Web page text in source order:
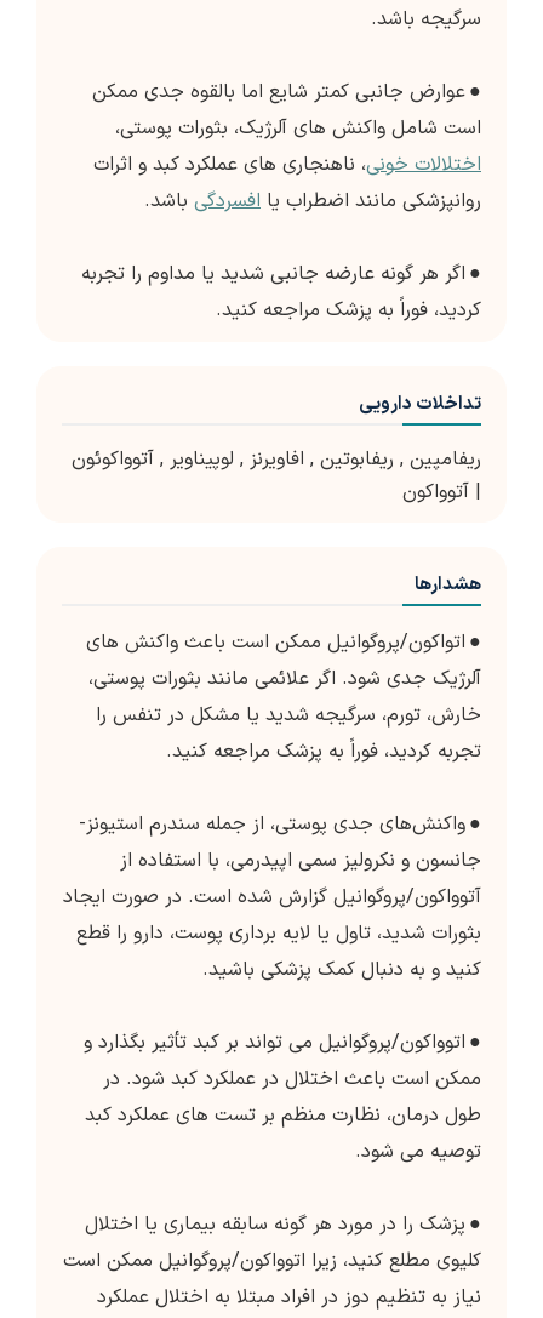
سرگیجه باشد.
●عوارض جانبی کمتر شایع اما بالقوه جدی ممکن
است شامل واکنش های آلرژیک، بثورات پوستی،
اختلالات خونی، ناهنجاری های عملکرد کبد و اثرات
روانپزشکی مانند اضطراب یا افسردگی باشد.
● اگر هر گونه عارضه جانبی شدید یا مداوم را تجربه
کردید، فوراً به پزشک مراجعه کنید.
تداخلات دارویی
ریفامپین , ریفابوتین , افاویرنز , لوپیناویر , آتوواکوئون
| آتوواکون
هشدارها
● اتواکون/پروگوانیل ممکن است باعث واکنش های
آلرژیک جدی شود. اگر علائمی مانند بثورات پوستی،
خارش، تورم، سرگیجه شدید یا مشکل در تنفس را
تجربه کردید، فوراً به پزشک مراجعه کنید.
●واکنش‌های جدی پوستی، از جمله سندرم استیونز-
جانسون و نکرولیز سمی اپیدرمی، با استفاده از
آتوواکون/پروگوانیل گزارش شده است. در صورت ایجاد
بثورات شدید، تاول یا لایه برداری پوست، دارو را قطع
کنید و به دنبال کمک پزشکی باشید.
● اتوواکون/پروگوانیل می تواند بر کبد تأثیر بگذارد و
ممکن است باعث اختلال در عملکرد کبد شود. در
طول درمان، نظارت منظم بر تست های عملکرد کبد
توصیه می شود.
● پزشک را در مورد هر گونه سابقه بیماری یا اختلال
کلیوی مطلع کنید، زیرا اتوواکون/پروگوانیل ممکن است
نیاز به تنظیم دوز در افراد مبتلا به اختلال عملکرد